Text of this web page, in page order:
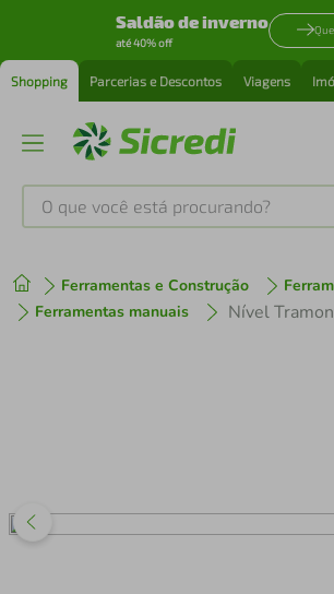
Saldão de inverno
até 40% off
Shopping Parcerias e Descontos Viagens
O que você está procurando?
Ferramentas e Construção
Ferramentas manuais
1º tenis